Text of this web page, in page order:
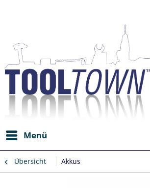
Menü
Übersicht Akkus